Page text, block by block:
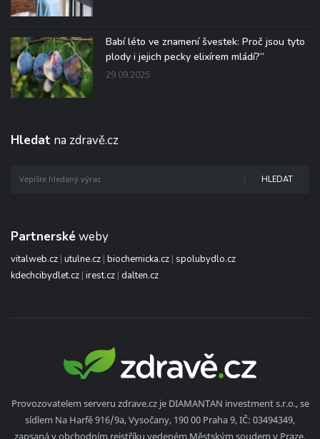
Babí léto ve znamení švestek: Proč jsou tyto
plody i jejich pecky elixírem mládí?“
29.09.2025
Hledat na zdravě.cz
HLEDAT
Partnerské weby
vitalweb.cz | utulne.cz | biochemicka.cz | spolubydlo.cz
kdechcibydlet.cz | irest.cz | dalten.cz
Provozovatelem serveru zdrave.cz je DIAMANTAN investment s.r.o., se
sídlem Na Harfě 916/9a, Vysočany, 190 00 Praha 9, IČ: 03494349,
zapsaná v obchodním rejstříku vedeném Městským soudem v Praze,